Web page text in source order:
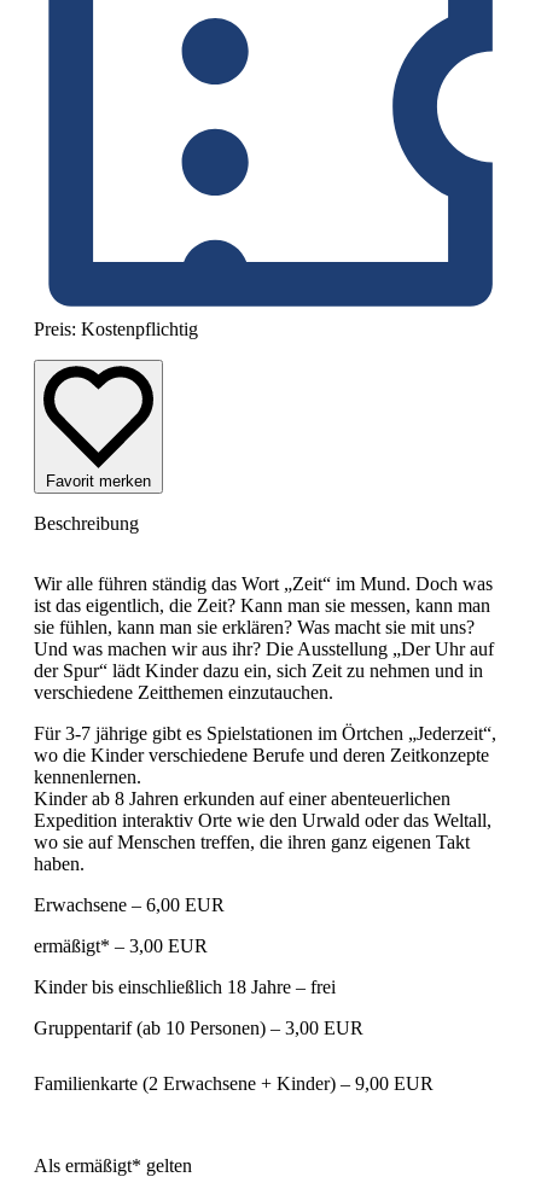
Preis: Kostenpflichtig
Favorit merken
Beschreibung
Wir alle führen ständig das Wort „Zeit“ im Mund. Doch was
ist das eigentlich, die Zeit? Kann man sie messen, kann man
sie fühlen, kann man sie erklären? Was macht sie mit uns?
Und was machen wir aus ihr? Die Ausstellung „Der Uhr auf
der Spur“ lädt Kinder dazu ein, sich Zeit zu nehmen und in
verschiedene Zeitthemen einzutauchen.
Für 3-7 jährige gibt es Spielstationen im Örtchen „Jederzeit“,
wo die Kinder verschiedene Berufe und deren Zeitkonzepte
kennenlernen.
Kinder ab 8 Jahren erkunden auf einer abenteuerlichen
Expedition interaktiv Orte wie den Urwald oder das Weltall,
wo sie auf Menschen treffen, die ihren ganz eigenen Takt
haben.
Erwachsene – 6,00 EUR
ermäßigt* – 3,00 EUR
Kinder bis einschließlich 18 Jahre – frei
Gruppentarif (ab 10 Personen) – 3,00 EUR
Familienkarte (2 Erwachsene + Kinder) – 9,00 EUR
Als ermäßigt* gelten